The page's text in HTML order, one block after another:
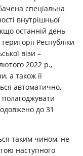
спеціальна
внутрішньої
останній день
Республіки
візи –
2022 р.,
а також її
автоматично,
полагоджувати
до 31
таким чином, не
наступного